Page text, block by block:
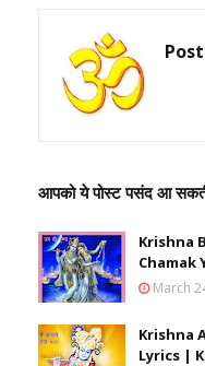
आपको ये पोस्ट पसंद आ
Krishna
Chamak
March
Krishna
Lyrics |